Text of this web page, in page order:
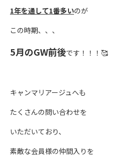
1年を通して1番多いのが
この時期、、、
5月のGW前後です！！！🥰
キャンマリアージュへも
たくさんの問い合わせを
いただいており、
素敵な会員様の仲間入りを